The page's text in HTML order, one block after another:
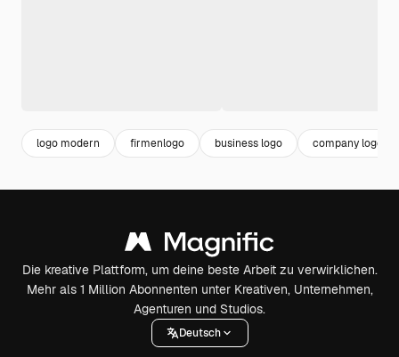
logo modern firmenlogo business logo company logo
Die kreative Plattform, um deine beste Arbeit zu verwirklichen.
Mehr als 1 Million Abonnenten unter Kreativen, Unternehmen,
Agenturen und Studios.
Deutsch